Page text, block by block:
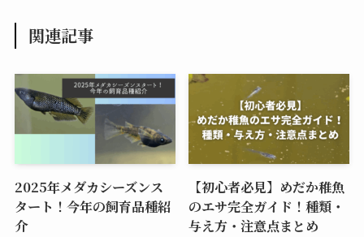
関連記事
2025年メダカシーズンス
タート！今年の飼育品種紹
介
【初心者必見】めだか稚魚
のエサ完全ガイド！種類・
与え方・注意点まとめ